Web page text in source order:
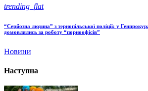
trending_flat
“Серйозна людина” з тернопільської поліції: у
домовлялись за роботу “порноофісів”
Новини
Наступна